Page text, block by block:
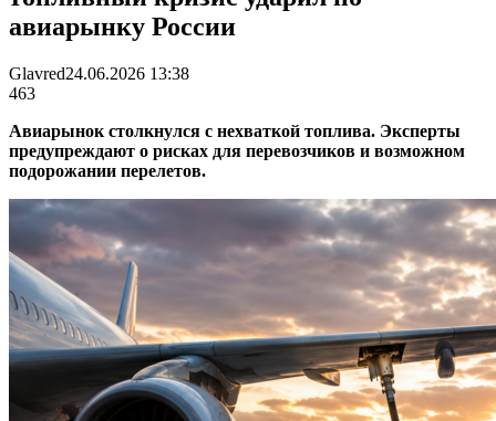
авиарынку России
Glavred24.06.2026 13:38
463
Авиарынок столкнулся с нехваткой топлива. Эксперты
предупреждают о рисках для перевозчиков и возможном
подорожании перелетов.